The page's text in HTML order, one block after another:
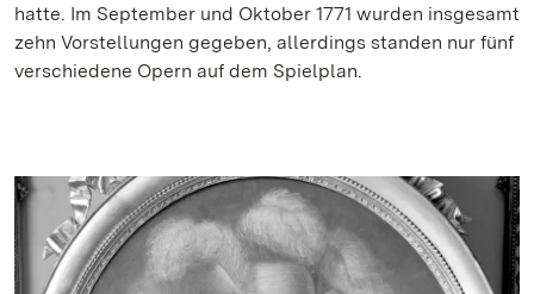
hatte. Im September und Oktober 1771 wurden insgesamt
zehn Vorstellungen gegeben, allerdings standen nur fünf
verschiedene Opern auf dem Spielplan.